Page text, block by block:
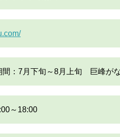
間：7月下旬～8月上旬 巨峰が
～18:00